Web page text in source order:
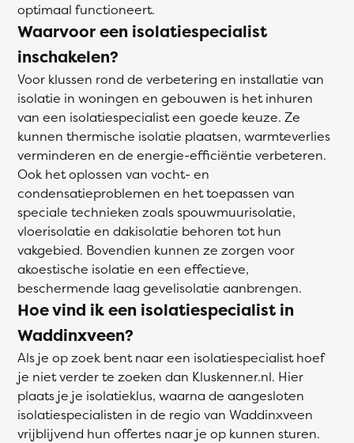
optimaal functioneert.
Waarvoor een isolatiespecialist
inschakelen?
Voor klussen rond de verbetering en installatie van
isolatie in woningen en gebouwen is het inhuren
van een isolatiespecialist een goede keuze. Ze
kunnen thermische isolatie plaatsen, warmteverlies
verminderen en de energie-efficiëntie verbeteren.
Ook het oplossen van vocht- en
condensatieproblemen en het toepassen van
speciale technieken zoals spouwmuurisolatie,
vloerisolatie en dakisolatie behoren tot hun
vakgebied. Bovendien kunnen ze zorgen voor
akoestische isolatie en een effectieve,
beschermende laag gevelisolatie aanbrengen.
Hoe vind ik een isolatiespecialist in
Waddinxveen?
Als je op zoek bent naar een isolatiespecialist hoef
je niet verder te zoeken dan Kluskenner.nl. Hier
plaats je je isolatieklus, waarna de aangesloten
isolatiespecialisten in de regio van Waddinxveen
vrijblijvend hun offertes naar je op kunnen sturen.